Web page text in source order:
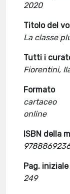
2020
Titolo del
La classe
Tutti i
Fiorentini,
Formato
cartaceo
online
ISBN della
Pag. iniziale
249